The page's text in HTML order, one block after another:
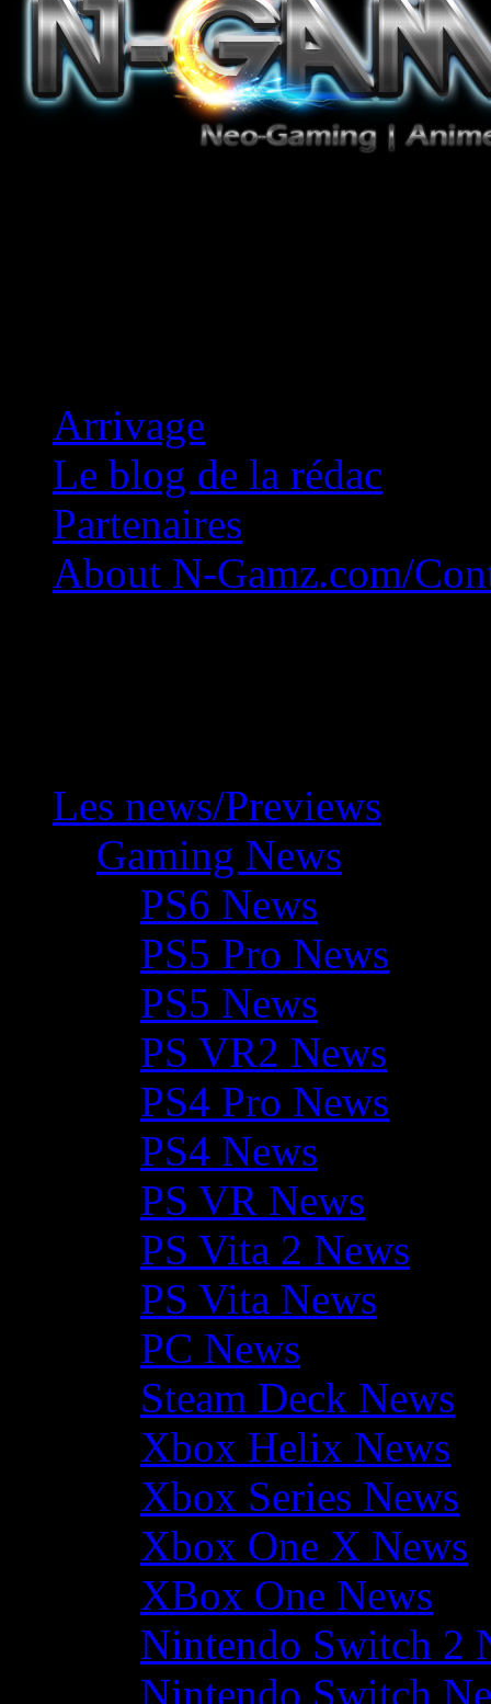
Arrivage
Le blog de la rédac
Partenaires
About N-Gamz.com/
Les news/Previews
Gaming News
PS6 News
PS5 Pro News
PS5 News
PS VR2 News
PS4 Pro News
PS4 News
PS VR News
PS Vita 2 News
PS Vita News
PC News
Steam Deck News
Xbox Helix News
Xbox Series News
Xbox One X News
XBox One News
Nintendo Switch 2
Nintendo Switch